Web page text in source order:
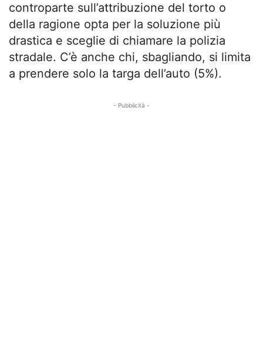
controparte sull’attribuzione del torto o
della ragione opta per la soluzione più
drastica e sceglie di chiamare la polizia
stradale. C’è anche chi, sbagliando, si limita
a prendere solo la targa dell’auto (5%).
- Pubblicità -